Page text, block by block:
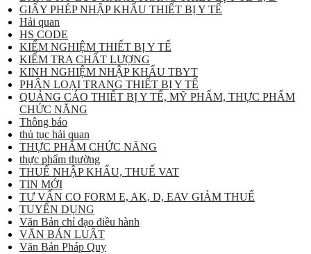
GIẤY PHÉP NHẬP KHẨU THIẾT BỊ Y TẾ
Hải quan
HS CODE
KIỂM NGHIỆM THIẾT BỊ Y TẾ
KIỂM TRA CHẤT LƯỢNG
KINH NGHIỆM NHẬP KHẨU TBYT
PHÂN LOẠI TRANG THIẾT BỊ Y TẾ
QUẢNG CÁO THIẾT BỊ Y TẾ, MỸ PHẨM, THỰC PHẨM
CHỨC NĂNG
Thông báo
thủ tục hải quan
THỰC PHẨM CHỨC NĂNG
thực phẩm thường
THUẾ NHẬP KHẨU, THUẾ VAT
TIN MỚI
TƯ VẤN CO FORM E, AK, D, EAV GIẢM THUẾ
TUYỂN DỤNG
Văn Bản chỉ đạo điều hành
VĂN BẢN LUẬT
Văn Bản Pháp Quy